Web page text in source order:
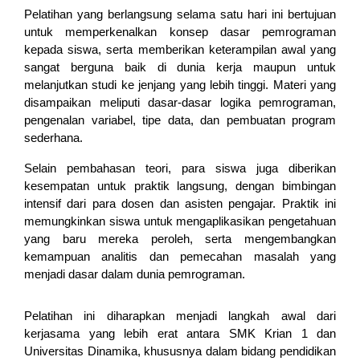
Pelatihan yang berlangsung selama satu hari ini bertujuan
untuk memperkenalkan konsep dasar pemrograman
kepada siswa, serta memberikan keterampilan awal yang
sangat berguna baik di dunia kerja maupun untuk
melanjutkan studi ke jenjang yang lebih tinggi. Materi yang
disampaikan meliputi dasar-dasar logika pemrograman,
pengenalan variabel, tipe data, dan pembuatan program
sederhana.
Selain pembahasan teori, para siswa juga diberikan
kesempatan untuk praktik langsung, dengan bimbingan
intensif dari para dosen dan asisten pengajar. Praktik ini
memungkinkan siswa untuk mengaplikasikan pengetahuan
yang baru mereka peroleh, serta mengembangkan
kemampuan analitis dan pemecahan masalah yang
menjadi dasar dalam dunia pemrograman.
Pelatihan ini diharapkan menjadi langkah awal dari
kerjasama yang lebih erat antara SMK Krian 1 dan
Universitas Dinamika, khususnya dalam bidang pendidikan